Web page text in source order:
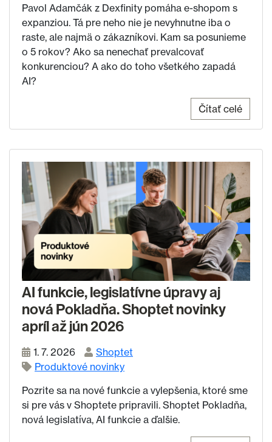
Pavol Adamčák z Dexfinity pomáha e-shopom s
expanziou. Tá pre neho nie je nevyhnutne iba o
raste, ale najmä o zákazníkovi. Kam sa posunieme
o 5 rokov? Ako sa nenechať prevalcovať
konkurenciou? A ako do toho všetkého zapadá
AI?
Čítať celé
AI funkcie, legislatívne úpravy aj
nová Pokladňa. Shoptet novinky
apríl až jún 2026
1. 7. 2026
Shoptet
Produktové novinky
Pozrite sa na nové funkcie a vylepšenia, ktoré sme
si pre vás v Shoptete pripravili. Shoptet Pokladňa,
nová legislatíva, AI funkcie a ďalšie.